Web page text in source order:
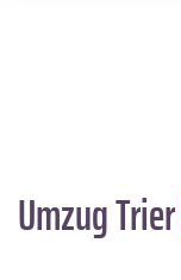
Umzug Trier